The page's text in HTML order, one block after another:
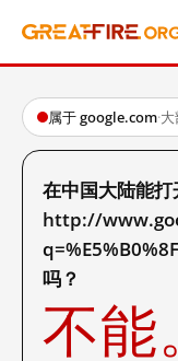
属于 google.com·
在中国大陆能打
http://
吗？
不能。